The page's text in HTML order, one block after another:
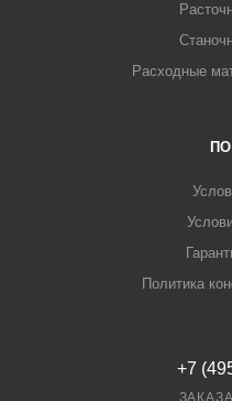
Расходные
Политика
+7